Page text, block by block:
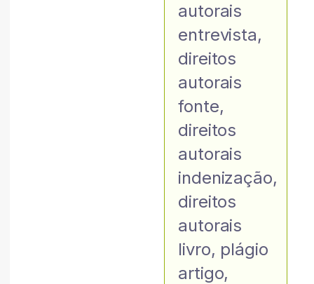
autorais
entrevista,
direitos
autorais
fonte,
direitos
autorais
indenização,
direitos
autorais
livro, plágio
artigo,